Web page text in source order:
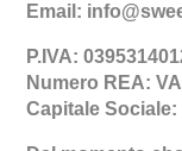
Email:
P.IVA:
Numero REA:
Capitale Sociale: